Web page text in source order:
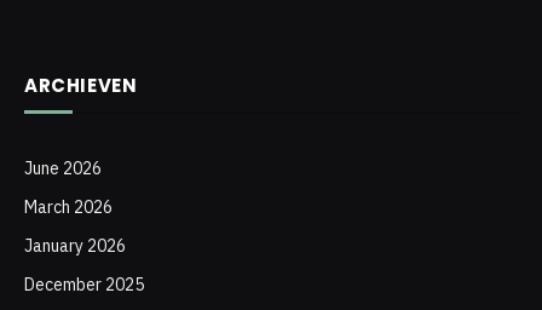
ARCHIEVEN
June 2026
March 2026
January 2026
December 2025